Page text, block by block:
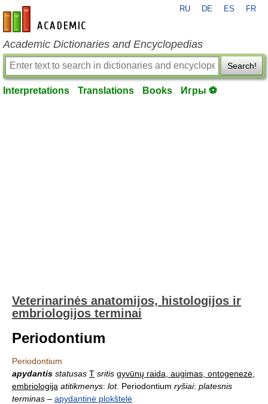
en-academic.com
RU DE ES FR
Academic Dictionaries and Encyclopedias
Search!
Interpretations Translations Books Игры ⚽
Veterinarinės anatomijos, histologijos ir
embriologijos terminai
Periodontium
Periodontium
apydantis statusas T sritis gyvūnų raida, augimas, ontogenezė,
embriologija atitikmenys: lot. Periodontium ryšiai: platesnis
terminas – apydantinė plokštelė